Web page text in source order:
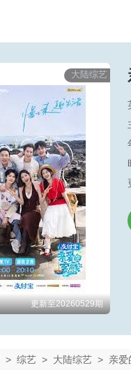
大陆综艺
更新至20260529期
> 综艺 > 大陆综艺 > 亲爱